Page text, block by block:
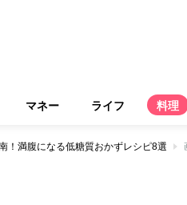
マネー ライフ 料理
！満腹になる低糖質おかずレシピ8選